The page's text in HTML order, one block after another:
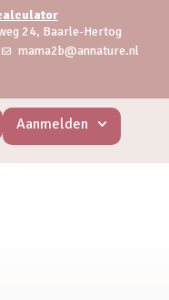
24, Baarle-Hertog
mama2b@annature.nl
Aanmelden